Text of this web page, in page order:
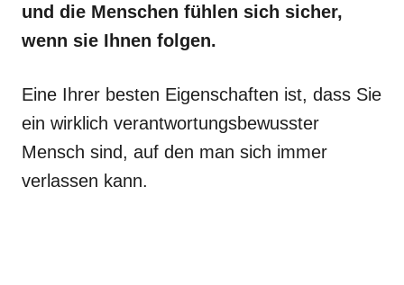
und die Menschen fühlen sich sicher,
wenn sie Ihnen folgen.
Eine Ihrer besten Eigenschaften ist, dass Sie
ein wirklich verantwortungsbewusster
Mensch sind, auf den man sich immer
verlassen kann.